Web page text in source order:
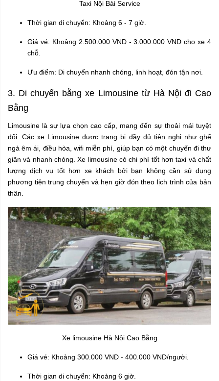
Taxi Nội Bài Service
Thời gian di chuyển: Khoảng 6 - 7 giờ.
Giá vé: Khoảng 2.500.000 VND - 3.000.000 VND cho xe 4
chỗ.
Ưu điểm: Di chuyển nhanh chóng, linh hoạt, đón tận nơi.
3. Di chuyển bằng xe Limousine từ Hà Nội đi Cao
Bằng
Limousine là sự lựa chọn cao cấp, mang đến sự thoải mái tuyệt
đối. Các xe Limousine được trang bị đầy đủ tiện nghi như ghế
ngả êm ái, điều hòa, wifi miễn phí, giúp bạn có một chuyến đi thư
giãn và nhanh chóng. Xe limousine có chi phí tốt hơn taxi và chất
lượng dịch vụ tốt hơn xe khách bởi bạn không cần sử dụng
phương tiện trung chuyển và hẹn giờ đón theo lịch trình của bản
thân.
Xe limousine Hà Nội Cao Bằng
Giá vé: Khoảng 300.000 VND - 400.000 VND/người.
Thời gian di chuyển: Khoảng 6 giờ.